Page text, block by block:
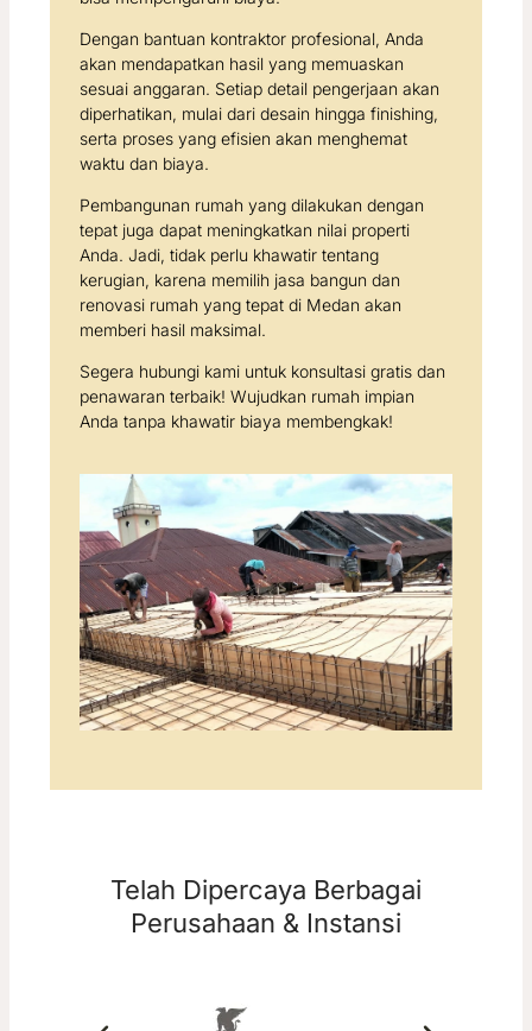
Dengan bantuan kontraktor profesional, Anda
akan mendapatkan hasil yang memuaskan
sesuai anggaran. Setiap detail pengerjaan akan
diperhatikan, mulai dari desain hingga finishing,
serta proses yang efisien akan menghemat
waktu dan biaya.
Pembangunan rumah yang dilakukan dengan
tepat juga dapat meningkatkan nilai properti
Anda. Jadi, tidak perlu khawatir tentang
kerugian, karena memilih jasa bangun dan
renovasi rumah yang tepat di Medan akan
memberi hasil maksimal.
Segera hubungi kami untuk konsultasi gratis dan
penawaran terbaik! Wujudkan rumah impian
Anda tanpa khawatir biaya membengkak!
Telah Dipercaya Berbagai
Perusahaan & Instansi